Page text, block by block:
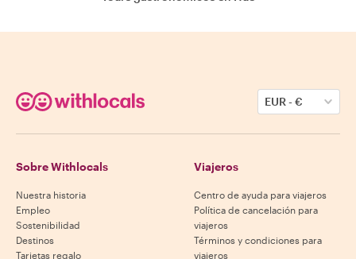
EUR-€
Sobre Withlocals
Nuestra historia
Empleo
Sostenibilidad
Destinos
Tarjetas regalo
Viajeros
Centro de ayuda para viajeros
Política de cancelación para
viajeros
Términos y condiciones para
viajeros